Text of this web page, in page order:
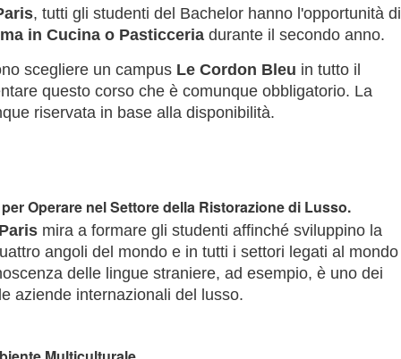
, tutti gli studenti del Bachelor hanno l'opportunità di
in Cucina o Pasticceria durante il secondo anno.
scegliere un campus Le Cordon Bleu in tutto il
questo corso che è comunque obbligatorio. La
riservata in base alla disponibilità.
Operare nel Settore della Ristorazione di Lusso.
mira a formare gli studenti affinché sviluppino la
angoli del mondo e in tutti i settori legati al mondo
delle lingue straniere, ad esempio, è uno dei
aziende internazionali del lusso.